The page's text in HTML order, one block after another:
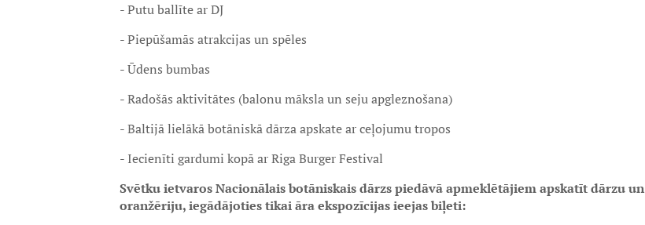
- Putu ballīte ar DJ
- Piepūšamās atrakcijas un spēles
- Ūdens bumbas
- Radošās aktivitātes (balonu māksla un seju apgleznošana)
- Baltijā lielākā botāniskā dārza apskate ar ceļojumu tropos
- Iecienīti gardumi kopā ar Riga Burger Festival
Svētku ietvaros Nacionālais botāniskais dārzs piedāvā apmeklētājiem apskatīt dārzu un
oranžēriju, iegādājoties tikai āra ekspozīcijas ieejas biļeti: